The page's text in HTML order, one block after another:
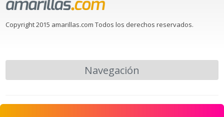
Copyright 2015 amarillas.com Todos los derechos reservados.
Navegación